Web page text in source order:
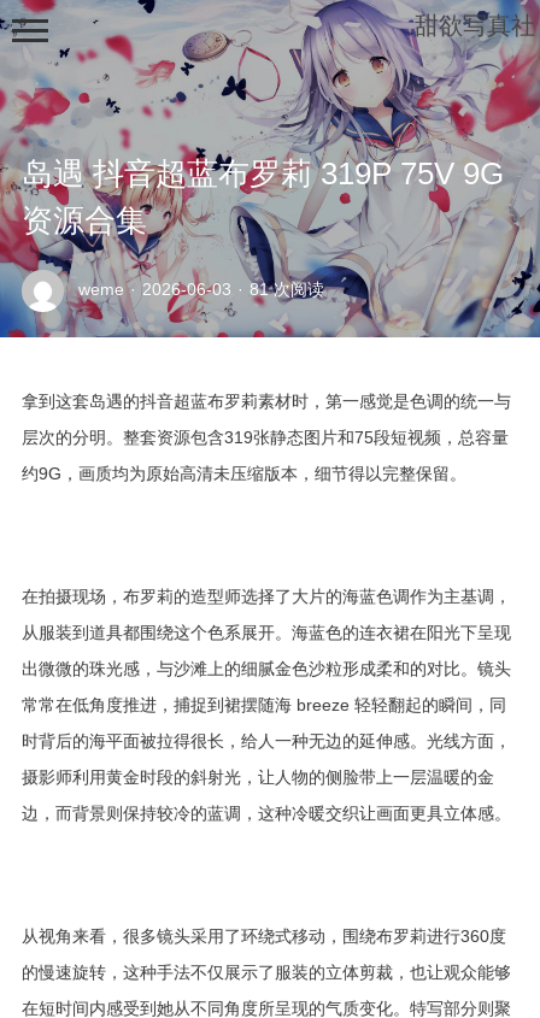
岛遇 抖音超蓝布罗莉 319P 75V 9G
资源合集
weme · 2026-06-03 · 81 次阅读
拿到这套岛遇的抖音超蓝布罗莉素材时，第一感觉是色调的统一与
层次的分明。整套资源包含319张静态图片和75段短视频，总容量
约9G，画质均为原始高清未压缩版本，细节得以完整保留。
在拍摄现场，布罗莉的造型师选择了大片的海蓝色调作为主基调，
从服装到道具都围绕这个色系展开。海蓝色的连衣裙在阳光下呈现
出微微的珠光感，与沙滩上的细腻金色沙粒形成柔和的对比。镜头
常常在低角度推进，捕捉到裙摆随海 breeze 轻轻翻起的瞬间，同
时背后的海平面被拉得很长，给人一种无边的延伸感。光线方面，
摄影师利用黄金时段的斜射光，让人物的侧脸带上一层温暖的金
边，而背景则保持较冷的蓝调，这种冷暖交织让画面更具立体感。
从视角来看，很多镜头采用了环绕式移动，围绕布罗莉进行360度
的慢速旋转，这种手法不仅展示了服装的立体剪裁，也让观众能够
在短时间内感受到她从不同角度所呈现的气质变化。特写部分则聚
甜欲写真社
示
例
面